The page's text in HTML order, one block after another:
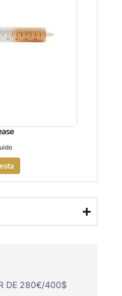
DE 280€/400$